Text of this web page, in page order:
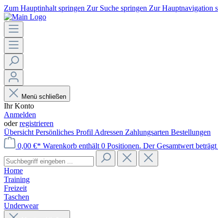
Zum Hauptinhalt springen Zur Suche springen Zur Hauptnavigation
Menü schließen
Ihr Konto
Anmelden
oderregistrieren
Übersicht Persönliches Profil Adressen Zahlungsarten Bestellungen
0,00 €* Warenkorb enthält 0 Positionen. Der Gesamtwert
Home
Training
Freizeit
Taschen
Underwear